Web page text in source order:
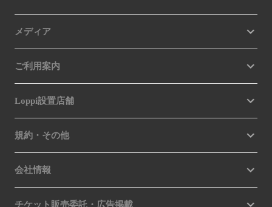
メディア
ご利用案内
Loppi設置店舗
規約・その他
会社情報
チケット販売委託・広告掲載